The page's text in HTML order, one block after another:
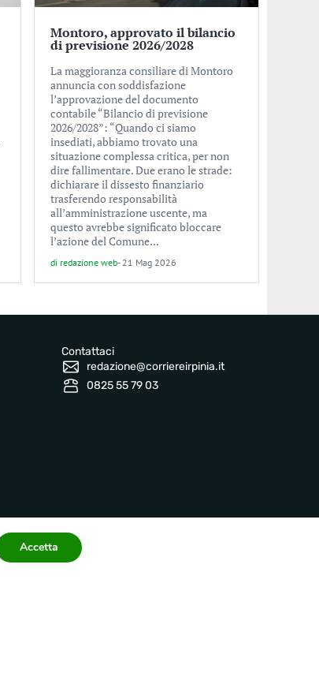
Montoro, approvato il bilancio
di previsione 2026/2028
La maggioranza consiliare di Montoro
annuncia con soddisfazione
l’approvazione del documento
contabile “Bilancio di previsione
2026/2028”: “Quando ci siamo
insediati, abbiamo trovato una
situazione complessa critica, per non
dire fallimentare. Due erano le strade:
dichiarare il dissesto finanziario
trasferendo responsabilità
all’amministrazione uscente, ma
questo avrebbe significato bloccare
l’azione del Comune...
di redazione web- 21 Mag 2026
Contattaci
redazione@corriereirpinia.it
0825 55 79 03
Accetta